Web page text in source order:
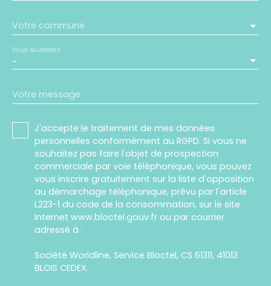
Votre commune
-
Vous souhaitez
Votre message
J'accepte le traitement de mes données
personnelles conformément au RGPD. Si vous ne
souhaitez pas faire l'objet de prospection
commerciale par voie téléphonique, vous pouvez
vous inscrire gratuitement sur la liste d'opposition
au démarchage téléphonique, prévu par l'article
L223-1 du code de la consommation, sur le site
Internet www.bloctel.gouv.fr ou par courrier
adressé à :
Société Worldline, Service Bloctel, CS 61311, 41013
BLOIS CEDEX.